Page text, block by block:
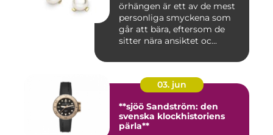
örhängen är ett av de mest
personliga smyckena som
går att bära, eftersom de
sitter nära ansiktet oc...
03. jun
**sjöö Sandström: den
svenska klockhistoriens
pärla**